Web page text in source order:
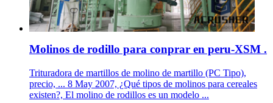
Molinos de rodillo para conprar en peru-XSM .
Trituradora de martillos de molino de martillo (PC Tipo),
precio, ... 8 May 2007, ¿Qué tipos de molinos para cereales
existen?, El molino de rodillos es un modelo ...